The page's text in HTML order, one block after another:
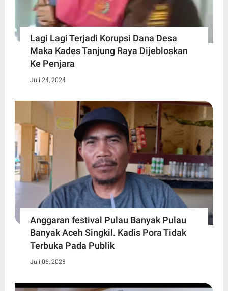
Lagi Lagi Terjadi Korupsi Dana Desa
Maka Kades Tanjung Raya Dijebloskan
Ke Penjara
Juli 24, 2024
Anggaran festival Pulau Banyak Pulau
Banyak Aceh Singkil. Kadis Pora Tidak
Terbuka Pada Publik
Juli 06, 2023